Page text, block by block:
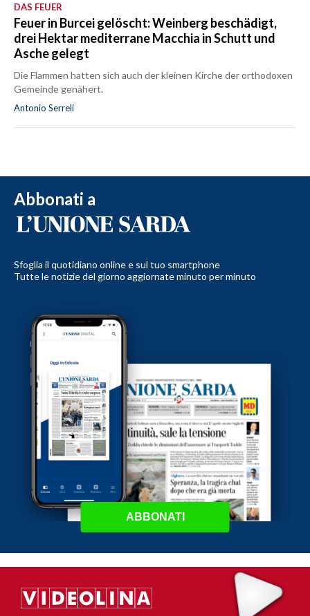
DAS FEUER
Feuer in Burcei gelöscht: Weinberg beschädigt,
drei Hektar mediterrane Macchia in Schutt und
Asche gelegt
Die Flammen hatten sich auch der kleinen Kirche der orthodoxen
Gemeinde genähert.
Antonio Serreli
Abbonati a
Sfoglia il quotidiano online e sul tuo smartphone
Tutte le notizie del giorno aggiornate minuto per minuto
ABBONATI